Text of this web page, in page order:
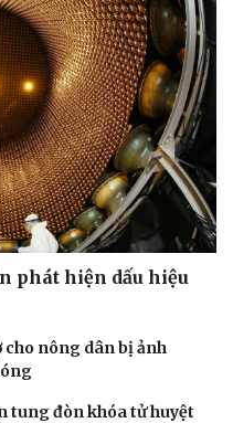
Podcast
Câu chuyện thời sự
Cửa sổ tình yêu
phát hiện dấu hiệu
nông dân bị ảnh
tung đòn khóa tử huyệt